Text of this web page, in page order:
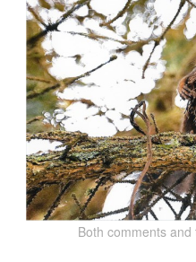
Both comments